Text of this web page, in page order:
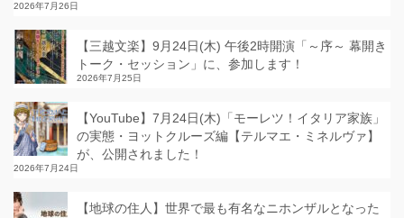
2026年7月26日
【三越文楽】9月24日(木) 午後2時開演「～序～ 幕開き
トーク・セッション」に、参加します！
2026年7月25日
【YouTube】7月24日(木)「モーレツ！イタリア家族」
の実態・ヨットクルーズ編【テルマエ・ミネルヴァ】
が、公開されました！
2026年7月24日
【地球の住人】世界で最も有名なニホンザルとなった